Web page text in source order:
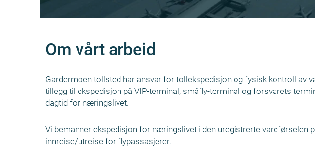
Om vårt arbeid
Gardermoen tollsted har ansvar for tollekspedisjon og fysisk kontroll av
tillegg til ekspedisjon på VIP-terminal, småfly-terminal og forsvarets
dagtid for næringslivet.
Vi bemanner ekspedisjon for næringslivet i den uregistrerte vareførselen
innreise/utreise for flypassasjerer.